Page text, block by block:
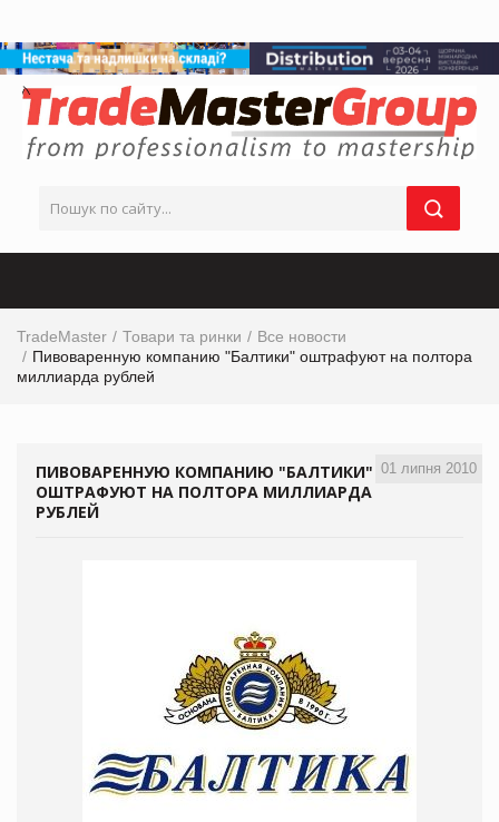
TradeMaster Товари та ринки
Все новости
Пивоваренную компанию "Балтики" оштрафуют на полтора
миллиарда рублей
01 липня 2010
ПИВОВАРЕННУЮ КОМПАНИЮ "БАЛТИКИ"
ОШТРАФУЮТ НА ПОЛТОРА МИЛЛИАРДА
РУБЛЕЙ